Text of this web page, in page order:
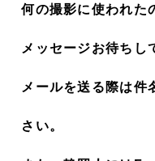
何の撮影に使われた
メッセージお待ちし
メールを送る際は件
さい。